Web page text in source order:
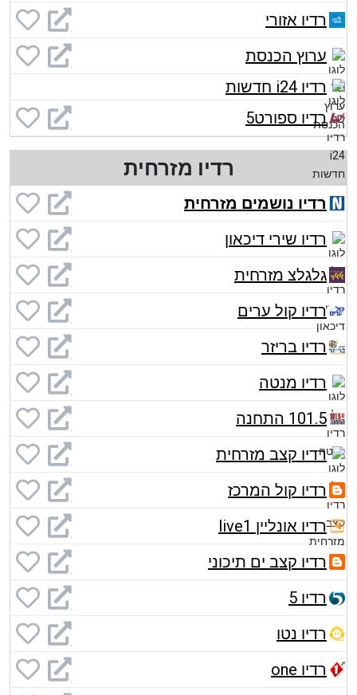
רדיו אזורי
ערוץ הכנסת
רדיו i24 חדשות
רדיו ספורט5
רדיו מזרחית
רדיו נושמים מזרחית
רדיו שירי דיכאון
גלגלצ מזרחית
רדיו קול ערים
רדיו בריזר
רדיו מנטה
101.5 התחנה
רדיו קצב מזרחית
רדיו קול המרכז
רדיו אונליין live1
רדיו קצב ים תיכוני
רדיו 5
רדיו נטו
רדיו one